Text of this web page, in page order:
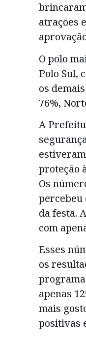
atrações
O polo
Polo Sul,
os
76%,
A
proteção
Os
percebeu
da festa.
com
Esses
os
apenas
mais
positivas